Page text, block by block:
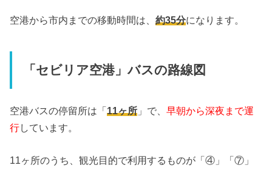
空港から市内までの移動時間は、約35分になります。
「セビリア空港」バスの路線図
空港バスの停留所は「11ヶ所 」で、早朝から深夜まで運
行しています。
11ヶ所のうち、観光目的で利用するものが「④」「⑦」